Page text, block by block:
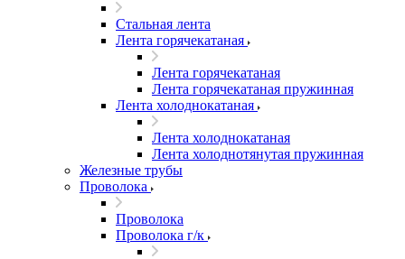
Стальная лента
Лента горячекатаная
Лента горячекатаная
Лента горячекатаная пружинная
Лента холоднокатаная
Лента холоднокатаная
Лента холоднотянутая пружинная
Железные трубы
Проволока
Проволока
Проволока г/к